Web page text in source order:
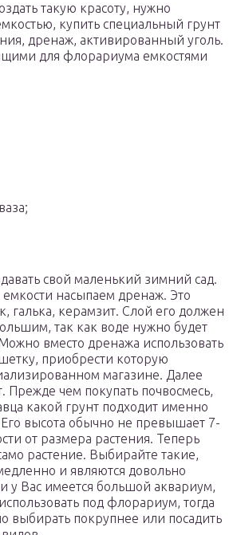
такую красоту, нужно
купить специальный грунт
дренаж, активированный уголь.
для флорариума емкостями
свой маленький зимний сад.
емкости насыпаем дренаж. Это
галька, керамзит. Слой его должен
так как воде нужно будет
Можно вместо дренажа использовать
приобрести которую
магазине. Далее
Прежде чем покупать почвосмесь,
какой грунт подходит именно
высота обычно не превышает 7-
от размера растения. Теперь
растение. Выбирайте такие,
и являются довольно
у Вас имеется большой аквариум,
под флорариум, тогда
выбирать покрупнее или посадить